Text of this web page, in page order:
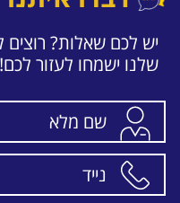
יש לכם שאלות? רוצים
שלנו ישמחו לעזור לכם!